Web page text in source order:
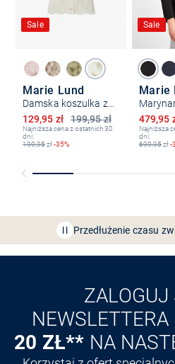
Sale
Marie Lund
Damska koszulka z dzianiny
199,95 zł
Obniżona cena
129,95 zł
Najniższa cena z ostatnich 30
dni:
199,95zł-35%
Sale
Marie
479,95
Najniższa
dni:
699,95zł-
Przedłużenie czasu
Odkryj aplikację
ZALOGUJ
20 ZŁ** NA